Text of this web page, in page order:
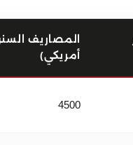
المصاريف
أمريكي)
4500